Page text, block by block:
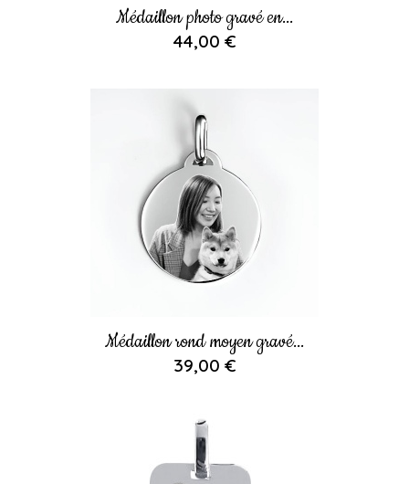
Médaillon photo gravé en...
44,00 €
Médaillon rond moyen gravé...
39,00 €